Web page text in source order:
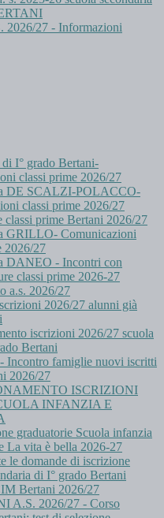
27 - Informazioni
di I° grado Bertani-
classi prime 2026/27
DE SCALZI-POLACCO-
classi prime 2026/27
classi prime Bertani 2026/27
GRILLO- Comunicazioni
2026/27
DANEO - Incontri con
classi prime 2026-27
a.s. 2026/27
2026/27 alunni già
iscrizioni 2026/27 scuola
Bertani
Incontro famiglie nuovi iscritti
2026/27
ISCRIZIONI
INFANZIA E
graduatorie Scuola infanzia
La vita è bella 2026-27
le domande di iscrizione
di I° grado Bertani
Bertani 2026/27
A.S. 2026/27 - Corso